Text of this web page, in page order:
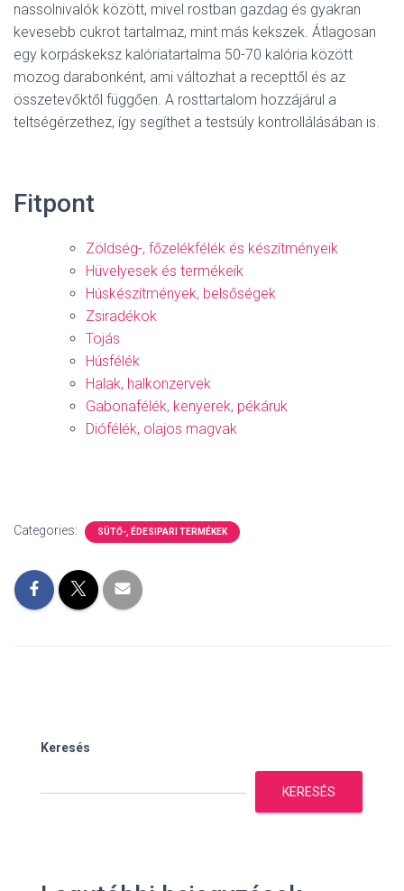
nassolnivalók között, mivel rostban gazdag és gyakran
kevesebb cukrot tartalmaz, mint más kekszek. Átlagosan
egy korpáskeksz kalóriatartalma 50-70 kalória között
mozog darabonként, ami változhat a recepttől és az
összetevőktől függően. A rosttartalom hozzájárul a
teltségérzethez, így segíthet a testsúly kontrollálásában is.
Fitpont
Zöldség-, főzelékfélék és készítményeik
Hüvelyesek és termékeik
Húskészítmények, belsőségek
Zsiradékok
Tojás
Húsfélék
Halak, halkonzervek
Gabonafélék, kenyerek, pékáruk
Diófélék, olajos magvak
Categories: SÜTŐ-, ÉDESIPARI TERMÉKEK
Keresés
KERESÉS